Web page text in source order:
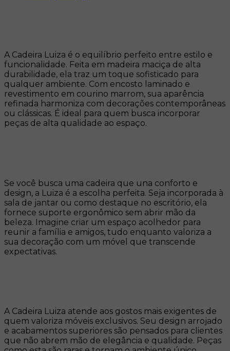
A Cadeira Luiza é o equilíbrio perfeito entre estilo e
funcionalidade. Feita em madeira maciça de alta
durabilidade, ela traz um toque sofisticado para
qualquer ambiente. Com encosto laminado e
revestimento em courino marrom, sua aparência
refinada harmoniza com decorações contemporâneas
ou clássicas. É ideal para quem busca incorporar
peças de alta qualidade ao espaço.
Se você busca uma cadeira que una conforto e
design, a Luiza é a escolha perfeita. Seja incorporada à
sala de jantar ou como destaque no escritório, ela
fornece suporte ergonômico sem abrir mão da
beleza. Imagine criar um espaço acolhedor para
reunir a família e amigos, tudo enquanto valoriza a
sua decoração com um móvel que transcende
expectativas.
A Cadeira Luiza atende aos gostos mais exigentes de
quem valoriza móveis exclusivos. Seu design arrojado
e acabamentos superiores são pensados para clientes
que não abrem mão de elegância e qualidade. Peças